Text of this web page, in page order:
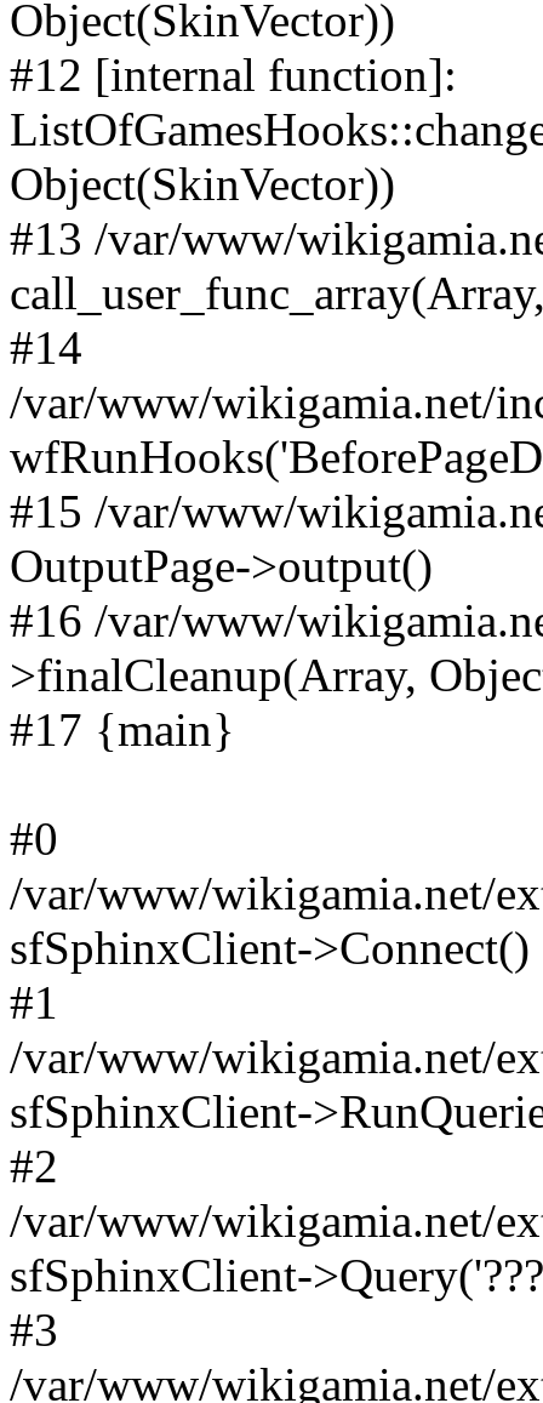
Object(SkinVector))
#12 [internal function]:
Object(SkinVector))
#13 /var/www/
#14
/var/www/wikigamia.net/
#15 /var/www/
OutputPage->output()
#16 /var/www/
>finalCleanup(Array,
#17 {main}
#0
/var/www/wikigamia.net/
sfSphinxClient->Connect()
#1
/var/www/wikigamia.net/
sfSphinxClient-
#2
/var/www/wikigamia.net/
sfSphinxClient-
#3
/var/www/wikigamia.net/